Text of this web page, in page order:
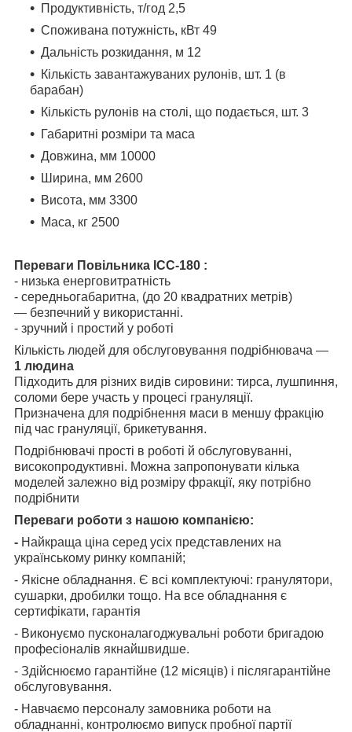
Продуктивність, т/год 2,5
Споживана потужність, кВт 49
Дальність розкидання, м 12
Кількість завантажуваних рулонів, шт. 1 (в
барабан)
Кількість рулонів на столі, що подається, шт. 3
Габаритні розміри та маса
Довжина, мм 10000
Ширина, мм 2600
Висота, мм 3300
Маса, кг 2500
Переваги Повільника ІСС-180 :
- низька енерговитратність
- середньогабаритна, (до 20 квадратних метрів)
— безпечний у використанні.
- зручний і простий у роботі
Кількість людей для обслуговування подрібнювача —
1 людина
Підходить для різних видів сировини: тирса, лушпиння,
соломи бере участь у процесі грануляції.
Призначена для подрібнення маси в меншу фракцію
під час грануляції, брикетування.
Подрібнювачі прості в роботі й обслуговуванні,
високопродуктивні. Можна запропонувати кілька
моделей залежно від розміру фракції, яку потрібно
подрібнити
Переваги роботи з нашою компанією:
- Найкраща ціна серед усіх представлених на
українському ринку компаній;
- Якісне обладнання. Є всі комплектуючі: гранулятори,
сушарки, дробилки тощо. На все обладнання є
сертифікати, гарантія
- Виконуємо пусконалагоджувальні роботи бригадою
професіоналів якнайшвидше.
- Здійснюємо гарантійне (12 місяців) і післягарантійне
обслуговування.
- Навчаємо персоналу замовника роботи на
обладнанні, контролюємо випуск пробної партії